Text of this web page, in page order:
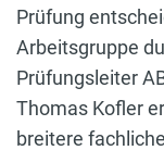
Prüfung
Arbeitsgruppe
Prüfungsleiter
Thomas Kofler
breitere